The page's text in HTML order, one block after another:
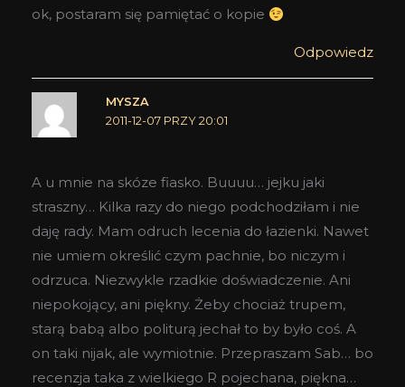
ok, postaram się pamiętać o kopie
Odpowiedz
MYSZA
2011-12-07 PRZY 20:01
A u mnie na skóze fiasko. Buuuu… jejku jaki
straszny… Kilka razy do niego podchodziłam i nie
daję rady. Mam odruch lecenia do łazienki. Nawet
nie umiem określić czym pachnie, bo niczym i
odrzuca. Niezwykle rzadkie doświadczenie. Ani
niepokojący, ani piękny. Żeby chociaż trupem,
starą babą albo politurą jechał to by było coś. A
on taki nijak, ale wymiotnie. Przepraszam Sab… bo
recenzja taka z wielkiego R pojechana, piękna…